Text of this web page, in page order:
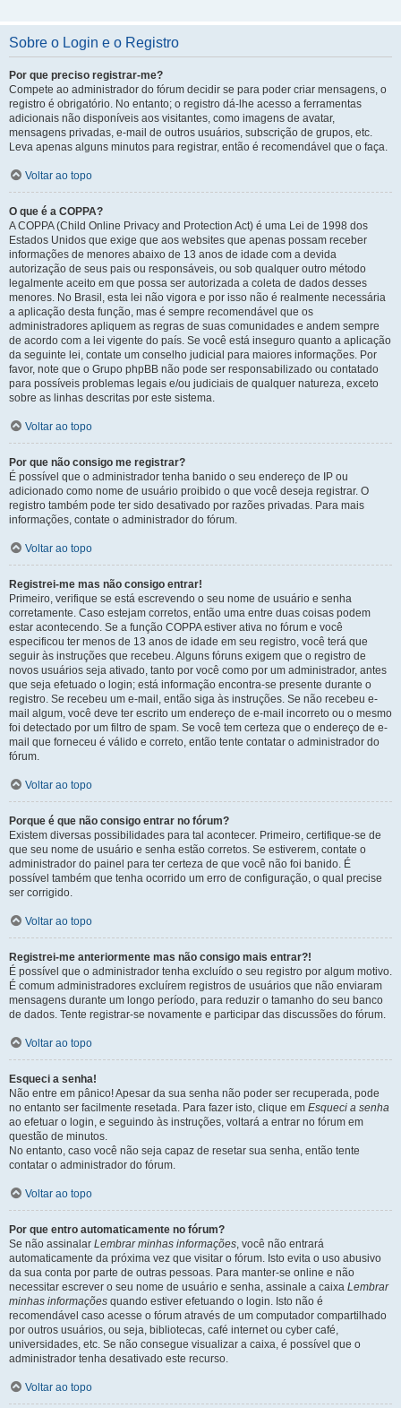
Sobre o Login e o Registro
Por que preciso registrar-me?
Compete ao administrador do fórum decidir se para poder criar mensagens, o
registro é obrigatório. No entanto; o registro dá-lhe acesso a ferramentas
adicionais não disponíveis aos visitantes, como imagens de avatar,
mensagens privadas, e-mail de outros usuários, subscrição de grupos, etc.
Leva apenas alguns minutos para registrar, então é recomendável que o faça.
Voltar ao topo
O que é a COPPA?
A COPPA (Child Online Privacy and Protection Act) é uma Lei de 1998 dos
Estados Unidos que exige que aos websites que apenas possam receber
informações de menores abaixo de 13 anos de idade com a devida
autorização de seus pais ou responsáveis, ou sob qualquer outro método
legalmente aceito em que possa ser autorizada a coleta de dados desses
menores. No Brasil, esta lei não vigora e por isso não é realmente necessária
a aplicação desta função, mas é sempre recomendável que os
administradores apliquem as regras de suas comunidades e andem sempre
de acordo com a lei vigente do país. Se você está inseguro quanto a aplicação
da seguinte lei, contate um conselho judicial para maiores informações. Por
favor, note que o Grupo phpBB não pode ser responsabilizado ou contatado
para possíveis problemas legais e/ou judiciais de qualquer natureza, exceto
sobre as linhas descritas por este sistema.
Voltar ao topo
Por que não consigo me registrar?
É possível que o administrador tenha banido o seu endereço de IP ou
adicionado como nome de usuário proibido o que você deseja registrar. O
registro também pode ter sido desativado por razões privadas. Para mais
informações, contate o administrador do fórum.
Voltar ao topo
Registrei-me mas não consigo entrar!
Primeiro, verifique se está escrevendo o seu nome de usuário e senha
corretamente. Caso estejam corretos, então uma entre duas coisas podem
estar acontecendo. Se a função COPPA estiver ativa no fórum e você
especificou ter menos de 13 anos de idade em seu registro, você terá que
seguir às instruções que recebeu. Alguns fóruns exigem que o registro de
novos usuários seja ativado, tanto por você como por um administrador, antes
que seja efetuado o login; está informação encontra-se presente durante o
registro. Se recebeu um e-mail, então siga às instruções. Se não recebeu e-
mail algum, você deve ter escrito um endereço de e-mail incorreto ou o mesmo
foi detectado por um filtro de spam. Se você tem certeza que o endereço de e-
mail que forneceu é válido e correto, então tente contatar o administrador do
fórum.
Voltar ao topo
Porque é que não consigo entrar no fórum?
Existem diversas possibilidades para tal acontecer. Primeiro, certifique-se de
que seu nome de usuário e senha estão corretos. Se estiverem, contate o
administrador do painel para ter certeza de que você não foi banido. É
possível também que tenha ocorrido um erro de configuração, o qual precise
ser corrigido.
Voltar ao topo
Registrei-me anteriormente mas não consigo mais entrar?!
É possível que o administrador tenha excluído o seu registro por algum motivo.
É comum administradores excluírem registros de usuários que não enviaram
mensagens durante um longo período, para reduzir o tamanho do seu banco
de dados. Tente registrar-se novamente e participar das discussões do fórum.
Voltar ao topo
Esqueci a senha!
Não entre em pânico! Apesar da sua senha não poder ser recuperada, pode
no entanto ser facilmente resetada. Para fazer isto, clique em Esqueci a senha
ao efetuar o login, e seguindo às instruções, voltará a entrar no fórum em
questão de minutos.
No entanto, caso você não seja capaz de resetar sua senha, então tente
contatar o administrador do fórum.
Voltar ao topo
Por que entro automaticamente no fórum?
Se não assinalar Lembrar minhas informações, você não entrará
automaticamente da próxima vez que visitar o fórum. Isto evita o uso abusivo
da sua conta por parte de outras pessoas. Para manter-se online e não
necessitar escrever o seu nome de usuário e senha, assinale a caixa Lembrar
minhas informações quando estiver efetuando o login. Isto não é
recomendável caso acesse o fórum através de um computador compartilhado
por outros usuários, ou seja, bibliotecas, café internet ou cyber café,
universidades, etc. Se não consegue visualizar a caixa, é possível que o
administrador tenha desativado este recurso.
Voltar ao topo